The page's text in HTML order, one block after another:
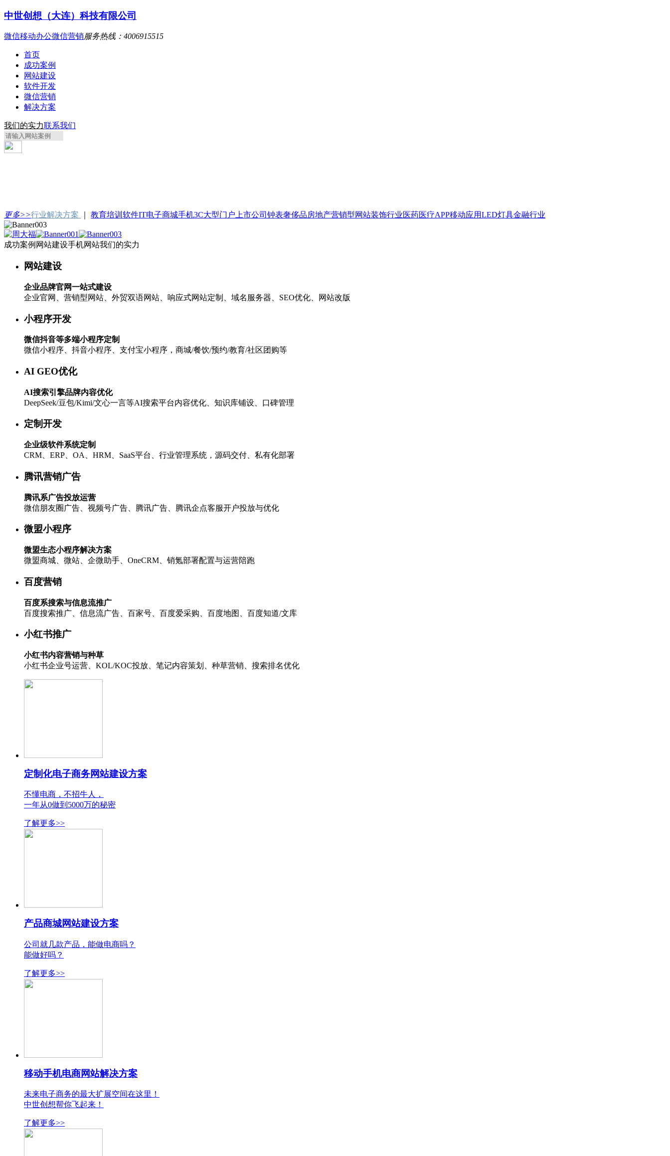
中世创想（大连）科技有限公司
微信移动办公微信营销服务热线：4006915515
首页
成功案例
网站建设
软件开发
微信营销
解决方案
我们的实力联系我们
更多>>行业解决方案 教育培训 软件IT电子商城手机3C大型门户上市公司 钟表奢侈品房地产营销型网站装饰行业医药医疗APP移动应用LED灯具金融行业
成功案例 网站建设手机网站我们的实力
网站案例上线新闻
简易型套餐网站建设
手机网站案例手机网站建设
关于中世创想实力认可
网站建设
企业品牌官网一站式建设
企业官网、营销型网站、外贸双语网站、响应式网站定制、域名服务器、SEO优化、网站改版
小程序开发
微信抖音等多端小程序定制
微信小程序、抖音小程序、支付宝小程序，商城/餐饮/预约/教育/社区团购等
AI GEO优化
AI搜索引擎品牌内容优化
DeepSeek/豆包/Kimi/文心一言等AI搜索平台内容优化、知识库铺设、口碑管理
定制开发
企业级软件系统定制
CRM、ERP、OA、HRM、SaaS平台、行业管理系统，源码交付、私有化部署
腾讯营销广告
腾讯系广告投放运营
微信朋友圈广告、视频号广告、腾讯广告、腾讯企点客服开户投放与优化
微盟小程序
微盟生态小程序解决方案
微盟商城、微站、企微助手、OneCRM、销氪部署配置与运营陪跑
百度营销
百度系搜索与信息流推广
百度搜索推广、信息流广告、百家号、百度爱采购、百度地图、百度知道/文库
小红书推广
小红书内容营销与种草
小红书企业号运营、KOL/KOC投放、笔记内容策划、种草营销、搜索排名优化
定制化电子商务网站建设方案
不懂电商，不招牛人，
一年从0做到5000万的秘密
了解更多>>
产品商城网站建设方案
公司就几款产品，能做电商吗？
能做好吗？
了解更多>>
移动手机电商网站解决方案
未来电子商务的最大扩展空间在这里！
中世创想帮你飞起来！
了解更多>>